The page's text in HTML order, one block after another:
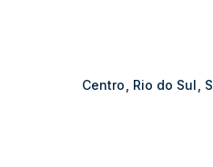
Centro Rio do Sul